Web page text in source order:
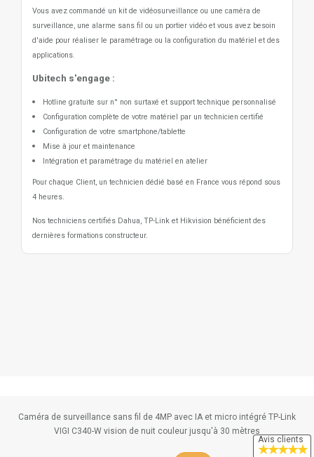
Vous avez commandé un kit de vidéosurveillance ou une caméra de
surveillance, une alarme sans fil ou un portier vidéo et vous avez besoin
d'aide pour réaliser le paramétrage ou la configuration du matériel et des
applications.
Ubitech s'engage :
Hotline gratuite sur n° non surtaxé et support technique personnalisé
Configuration complète de votre matériel par un technicien certifié
Configuration de votre smartphone/tablette
Mise à jour et maintenance
Intégration et paramétrage du matériel en atelier
Pour chaque Client, un technicien dédié basé en France vous répond sous
4 heures.
Nos techniciens certifiés Dahua, TP-Link et Hikvision bénéficient des
dernières formations constructeur.
Avis clients
★★★★★
Caméra de surveillance sans fil de 4MP avec IA et micro intégré TP-Link
VIGI C340-W vision de nuit couleur jusqu'à 30 mètres